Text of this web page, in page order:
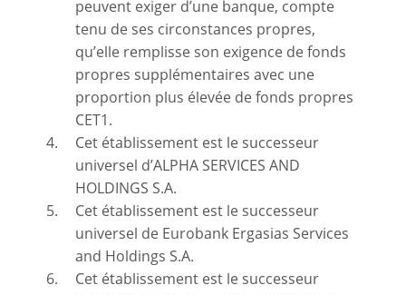
peuvent exiger d’une banque, compte
tenu de ses circonstances propres,
qu’elle remplisse son exigence de fonds
propres supplémentaires avec une
proportion plus élevée de fonds propres
CET1.
Cet établissement est le successeur
universel d’ALPHA SERVICES AND
HOLDINGS S.A.
Cet établissement est le successeur
universel de Eurobank Ergasias Services
and Holdings S.A.
Cet établissement est le successeur